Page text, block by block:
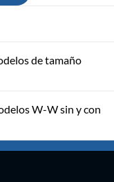
de tamaño
W-W sin y con
para demanda
W-W)